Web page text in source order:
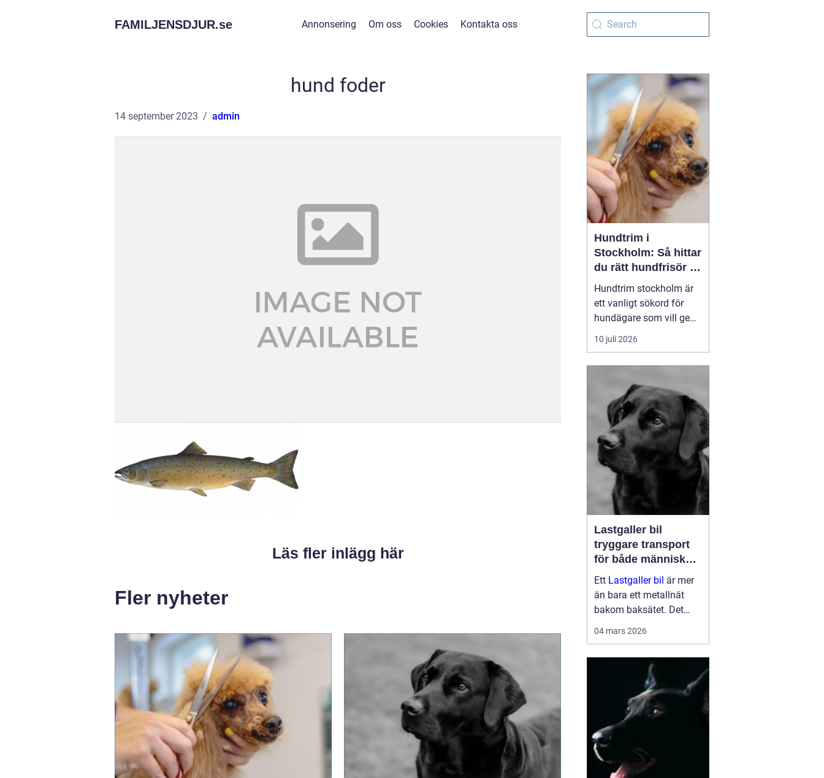
FAMILJENSDJUR.se Annonsering Om oss Cookies Kontakta oss
hund foder
14 september 2023 admin
Läs fler inlägg här
Fler nyheter
Hundtrim i
Stockholm: Så hittar
du rätt hundfrisör i
huvudstaden
Hundtrim stockholm är
ett vanligt sökord för
hundägare som vill ge
sin hund professionell
pälsvård i en trygg miljö.
kännas överväldigande,
men med rätt k...
10 juli 2026
Lastgaller bil
tryggare transport
för både människor
och hundar
Ett Lastgaller bil är mer
än bara ett metallnät
bakom baksätet. Det
passagerare och djur vid
kraftiga inbromsningar
eller kollis...
04 mars 2026